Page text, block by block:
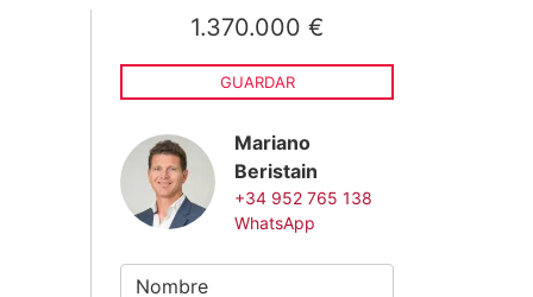
1.370.000 €
GUARDAR
Mariano
Beristain
+34 952 765 138
WhatsApp